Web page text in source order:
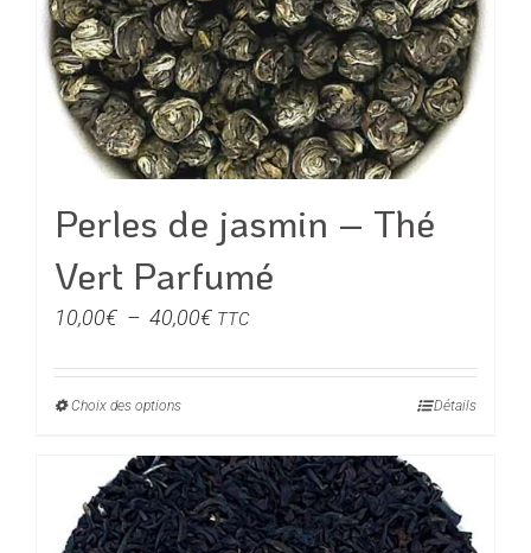
peuvent
être
choisies
sur
la
page
du
produit
Perles de jasmin – Thé
Vert Parfumé
10,00€ – 40,00€Plage
prix :
40,00€
TTC
Choix des optionsCe
a
plusieurs
variations.
Détails